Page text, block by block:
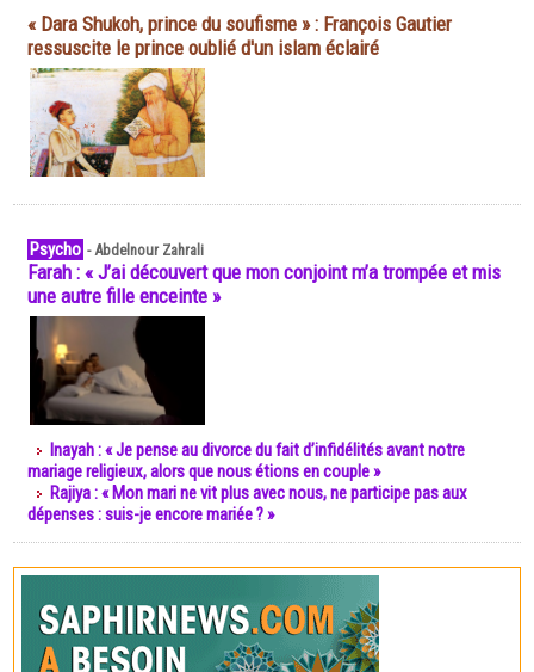
« Dara Shukoh, prince du soufisme » : François Gautier
ressuscite le prince oublié d'un islam éclairé
Psycho -Abdelnour Zahrali
Farah : « J’ai découvert que mon conjoint m’a trompée et mis
une autre fille enceinte »
Inayah : « Je pense au divorce du fait d’infidélités avant notre
mariage religieux, alors que nous étions en couple »
Rajiya : « Mon mari ne vit plus avec nous, ne participe pas aux
dépenses : suis-je encore mariée ? »